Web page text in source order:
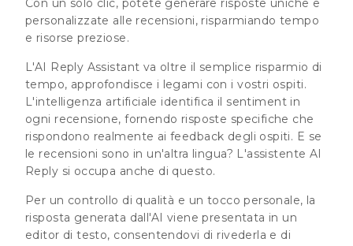
Con un solo clic, potete generare risposte uniche e
personalizzate alle recensioni, risparmiando tempo
e risorse preziose.
L'AI Reply Assistant va oltre il semplice risparmio di
tempo, approfondisce i legami con i vostri ospiti.
L'intelligenza artificiale identifica il sentiment in
ogni recensione, fornendo risposte specifiche che
rispondono realmente ai feedback degli ospiti. E se
le recensioni sono in un'altra lingua? L'assistente AI
Reply si occupa anche di questo.
Per un controllo di qualità e un tocco personale, la
risposta generata dall'AI viene presentata in un
editor di testo, consentendovi di rivederla e di